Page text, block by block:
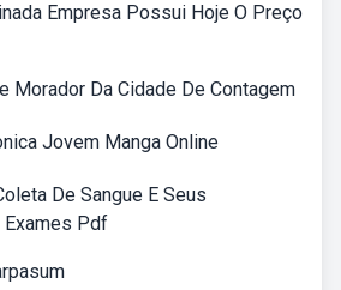
Empresa Possui Hoje O Preço
Morador Da Cidade De Contagem
Jovem Manga Online
De Sangue E Seus
Pdf